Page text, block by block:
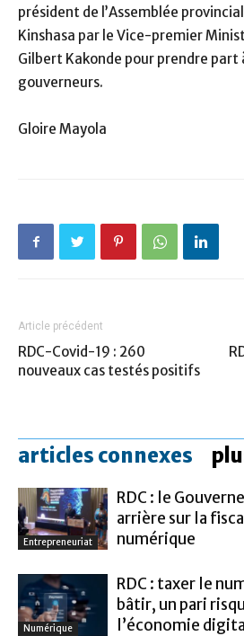
président de l’Assemblée
Kinshasa par le Vice-premier
Gilbert Kakonde pour prendre part
gouverneurs.
Gloire Mayola
Article précédent
RDC-Covid-19 : 260
nouveaux cas testés positifs
articles connexes
Entrepreneuriat
RDC : le
arrière sur la
numérique
Numérique
RDC : taxer le
bâtir, un pari
l’économie